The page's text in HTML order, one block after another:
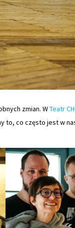
zmian. WTeatr
to, co często jest w